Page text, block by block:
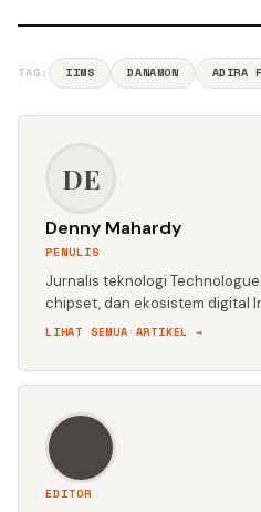
TAG: IIMS DANAMON ADIRA
DE
Denny Mahardy
PENULIS
Jurnalis teknologi
chipset, dan ekosistem digital
LIHAT SEMUA ARTIKEL →
EDITOR